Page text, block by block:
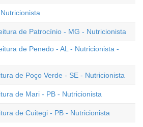
de Patrocínio - MG - Nutricionista
de Penedo - AL - Nutricionista -
de Poço Verde - SE - Nutricionista
de Mari - PB - Nutricionista
de Cuitegi - PB - Nutricionista